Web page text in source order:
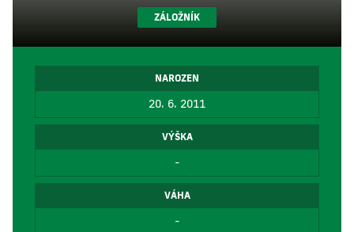
ZÁLOŽNÍK
NAROZEN
20. 6. 2011
VÝŠKA
-
VÁHA
-